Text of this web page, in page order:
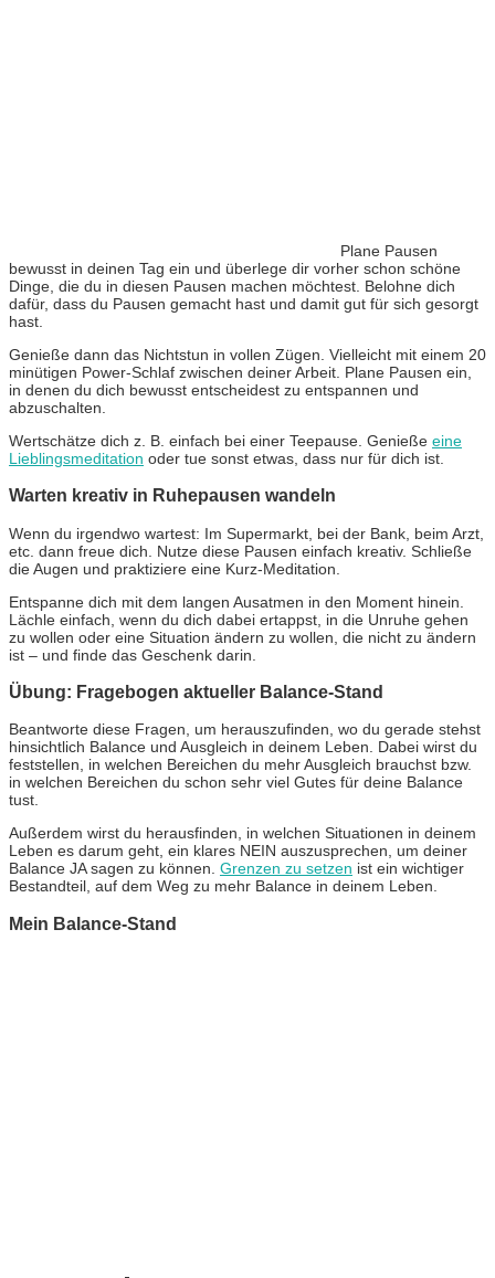
Plane Pausen
bewusst in deinen Tag ein und überlege dir vorher schon schöne
Dinge, die du in diesen Pausen machen möchtest. Belohne dich
dafür, dass du Pausen gemacht hast und damit gut für sich gesorgt
hast.
Genieße dann das Nichtstun in vollen Zügen. Vielleicht mit einem 20
minütigen Power-Schlaf zwischen deiner Arbeit. Plane Pausen ein,
in denen du dich bewusst entscheidest zu entspannen und
abzuschalten.
Wertschätze dich z. B. einfach bei einer Teepause. Genieße eine
Lieblingsmeditation oder tue sonst etwas, dass nur für dich ist.
Warten kreativ in Ruhepausen wandeln
Wenn du irgendwo wartest: Im Supermarkt, bei der Bank, beim Arzt,
etc. dann freue dich. Nutze diese Pausen einfach kreativ. Schließe
die Augen und praktiziere eine Kurz-Meditation.
Entspanne dich mit dem langen Ausatmen in den Moment hinein.
Lächle einfach, wenn du dich dabei ertappst, in die Unruhe gehen
zu wollen oder eine Situation ändern zu wollen, die nicht zu ändern
ist – und finde das Geschenk darin.
Übung: Fragebogen aktueller Balance-Stand
Beantworte diese Fragen, um herauszufinden, wo du gerade stehst
hinsichtlich Balance und Ausgleich in deinem Leben. Dabei wirst du
feststellen, in welchen Bereichen du mehr Ausgleich brauchst bzw.
in welchen Bereichen du schon sehr viel Gutes für deine Balance
tust.
Außerdem wirst du herausfinden, in welchen Situationen in deinem
Leben es darum geht, ein klares NEIN auszusprechen, um deiner
Balance JA sagen zu können. Grenzen zu setzen ist ein wichtiger
Bestandteil, auf dem Weg zu mehr Balance in deinem Leben.
Mein Balance-Stand